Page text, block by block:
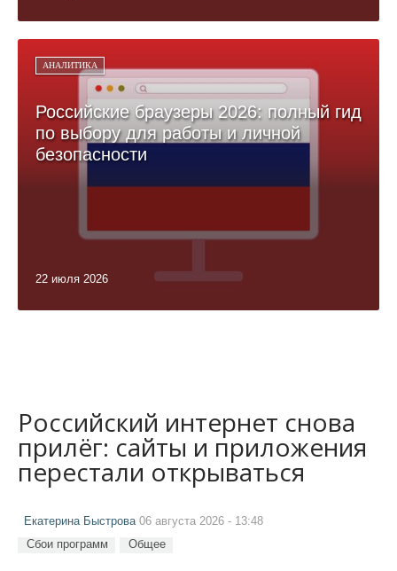
АНАЛИТИКА
Российские браузеры 2026: полный гид
по выбору для работы и личной
безопасности
22 июля 2026
Российский интернет снова
прилёг: сайты и приложения
перестали открываться
Екатерина Быстрова06 августа 2026 - 13:48
Сбои программ Общее